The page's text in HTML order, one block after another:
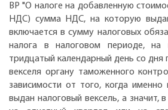
ВР "О налоге на добавленную
НДС) сумма НДС, на которую
включается в сумму налоговых
налога в налоговом периоде, на
тридцатый календарный день со дня
векселя органу таможенного
зависимости от того, когда
выдан налоговый вексель, а значит,